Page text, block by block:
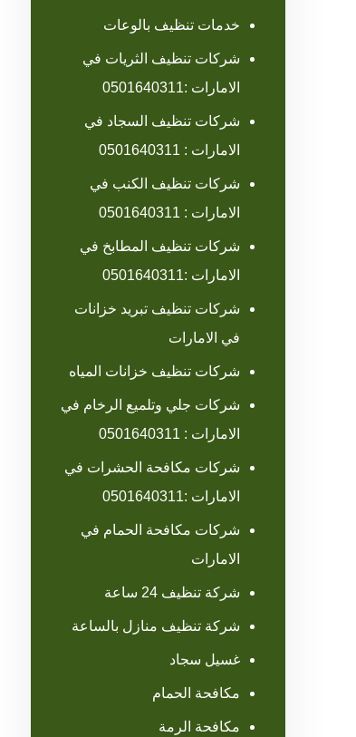
خدمات تنظيف بالوعات
شركات تنظيف الثريات في
الامارات :0501640311
شركات تنظيف السجاد في
الامارات : 0501640311
شركات تنظيف الكنب في
الامارات : 0501640311
شركات تنظيف المطابخ في
الامارات :0501640311
شركات تنظيف تبريد خزانات
في الامارات
شركات تنظيف خزانات المياه
شركات جلي وتلميع الرخام في
الامارات : 0501640311
شركات مكافحة الحشرات في
الامارات :0501640311
شركات مكافحة الحمام في
الامارات
شركة تنظيف 24 ساعة
شركة تنظيف منازل بالساعة
غسيل سجاد
مكافحة الحمام
مكافحة الرمة